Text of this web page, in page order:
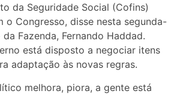
da Seguridade Social (Cofins)
o Congresso, disse nesta segunda-
Fazenda, Fernando Haddad.
está disposto a negociar itens
adaptação às novas regras.
melhora, piora, a gente está